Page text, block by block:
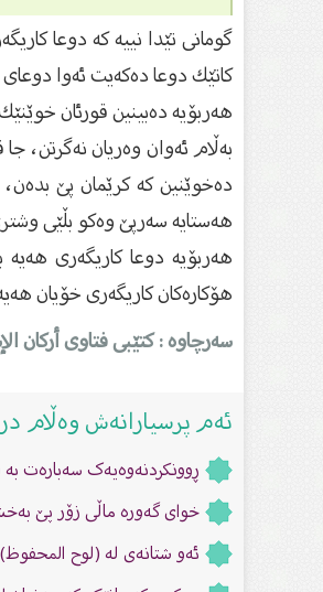
گومانى تێدا نییە كە دوعا
كاتێك دوعا دەكەیت ئەوا
هەربۆیە دەبینین قورئان
بەڵام ئەوان وەریان نەگرتن،
دەخوێنین كە كرێمان پێ
هەستایە سەرپێ وەكو بڵێی
هەربۆیە دوعا كاریگەرى
هۆكارەكان كاریگەرى خۆیان
سەرچاوە : کتێبی فتاوى أرکان
ئەم پرسیارانەش وەڵام
ڕوونکردنەوەیەک سەبارەت
خواى گەورە ماڵى زۆر پێ
ئەو شتانەی لە (لوح